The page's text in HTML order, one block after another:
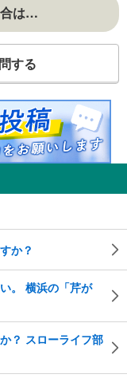
合は…
する
か？
。 横浜の「芹が
？ スローライフ部